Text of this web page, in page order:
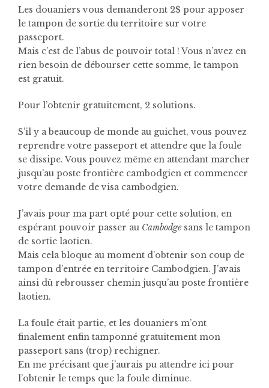
Les douaniers vous demanderont 2$ pour apposer
le tampon de sortie du territoire sur votre
passeport.
Mais c’est de l’abus de pouvoir total ! Vous n’avez en
rien besoin de débourser cette somme, le tampon
est gratuit.
Pour l’obtenir gratuitement, 2 solutions.
S’il y a beaucoup de monde au guichet, vous pouvez
reprendre votre passeport et attendre que la foule
se dissipe. Vous pouvez même en attendant marcher
jusqu’au poste frontière cambodgien et commencer
votre demande de visa cambodgien.
J’avais pour ma part opté pour cette solution, en
espérant pouvoir passer au Cambodgesans le tampon
de sortie laotien.
Mais cela bloque au moment d’obtenir son coup de
tampon d’entrée en territoire Cambodgien. J’avais
ainsi dû rebrousser chemin jusqu’au poste frontière
laotien.
La foule était partie, et les douaniers m’ont
finalement enfin tamponné gratuitement mon
passeport sans (trop) rechigner.
En me précisant que j’aurais pu attendre ici pour
l’obtenir le temps que la foule diminue.